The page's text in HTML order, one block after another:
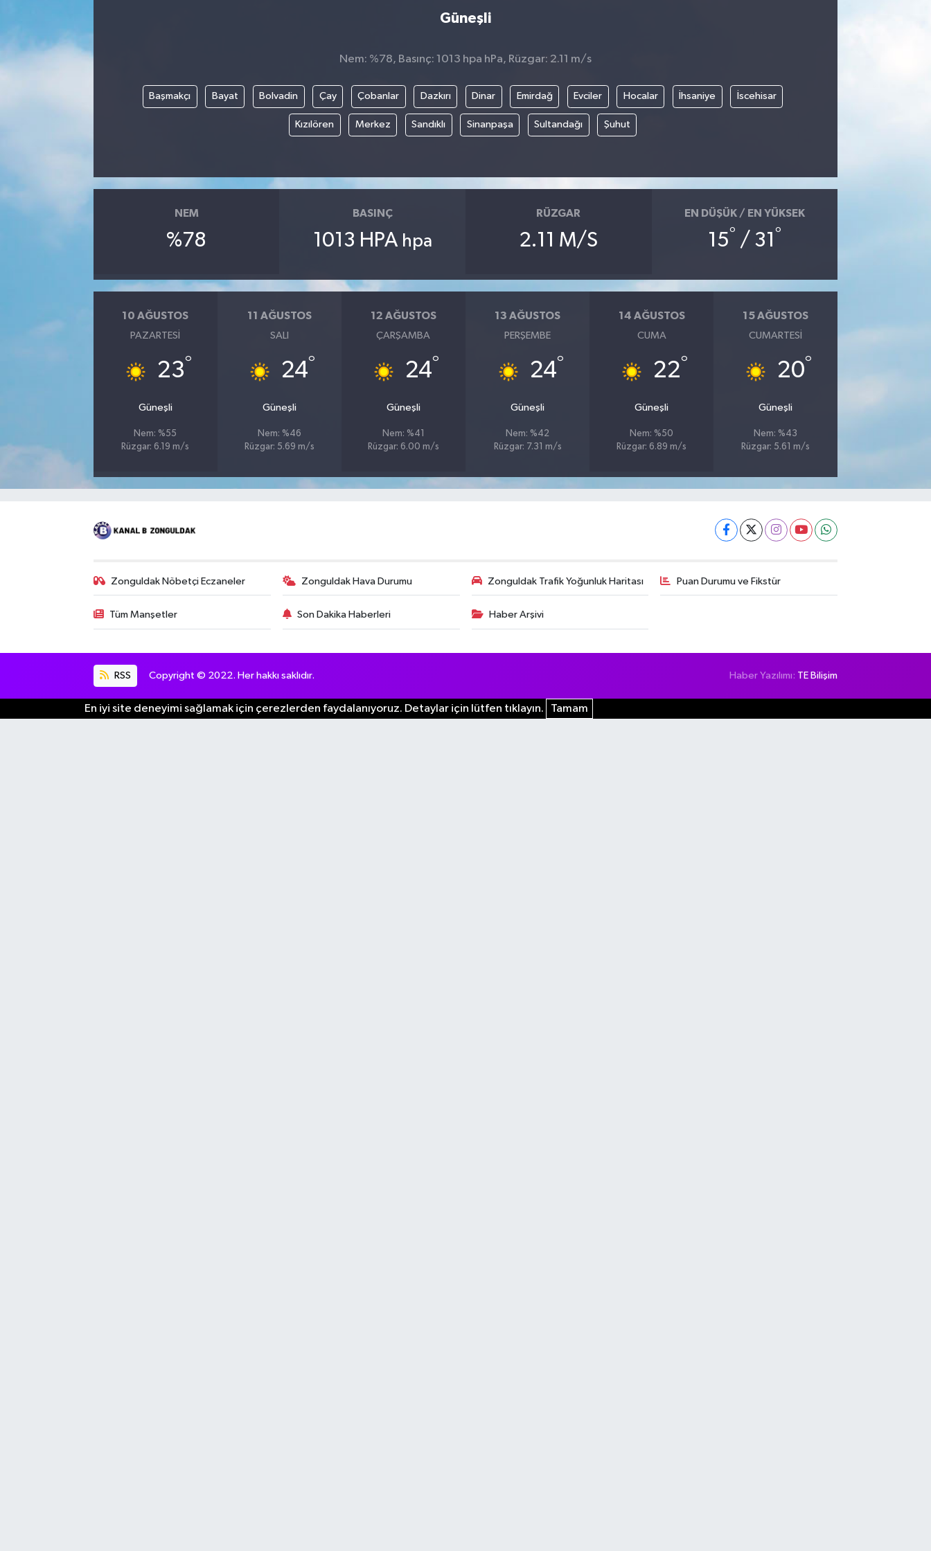
Güneşli
Nem: %78, Basınç: 1013 hpa hPa, Rüzgar: 2.11 m/s
Başmakçı Bayat Bolvadin Çay Çobanlar Dazkırı Dinar Emirdağ Evciler Hocalar İhsaniye İscehisar
Kızılören Merkez Sandıklı Sinanpaşa Sultandağı Şuhut
NEM
%78
BASINÇ
1013 HPA hpa
RÜZGAR
2.11 M/S
EN DÜŞÜK / EN YÜKSEK
15° / 31°
10 AĞUSTOS
PAZARTESI
23°
Güneşli
Nem: %55
Rüzgar: 6.19 m/s
11 AĞUSTOS
SALI
24°
Güneşli
Nem: %46
Rüzgar: 5.69 m/s
12 AĞUSTOS
ÇARŞAMBA
24°
Güneşli
Nem: %41
Rüzgar: 6.00 m/s
13 AĞUSTOS
PERŞEMBE
24°
Güneşli
Nem: %42
Rüzgar: 7.31 m/s
14 AĞUSTOS
CUMA
22°
Güneşli
Nem: %50
Rüzgar: 6.89 m/s
15 AĞUSTOS
CUMARTESI
20°
Güneşli
Nem: %43
Rüzgar: 5.61 m/s
Zonguldak Nöbetçi Eczaneler Zonguldak Hava Durumu Zonguldak Trafik Yoğunluk Haritası Puan Durumu ve Fikstür
Tüm Manşetler Son Dakika Haberleri Haber Arşivi
RSS Copyright © 2022. Her hakkı saklıdır. Haber Yazılımı: TE Bilişim
En iyi site deneyimi sağlamak için çerezlerden faydalanıyoruz. Detaylar için lütfen tıklayın. Tamam